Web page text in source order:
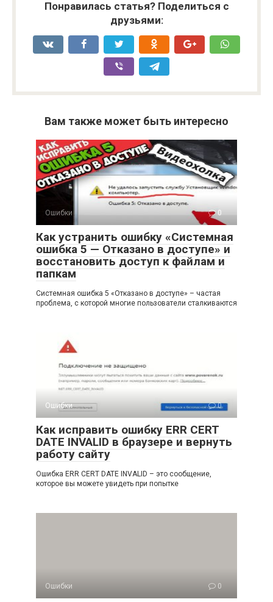
Понравилась статья? Поделиться с
друзьями:
Вам также может быть интересно
Ошибки 0
Как устранить ошибку «Системная
ошибка 5 — Отказано в доступе» и
восстановить доступ к файлам и
папкам
Системная ошибка 5 «Отказано в доступе» – частая
проблема, с которой многие пользователи сталкиваются
Ошибки 0
Как исправить ошибку ERR CERT
DATE INVALID в браузере и вернуть
работу сайту
Ошибка ERR CERT DATE INVALID – это сообщение,
которое вы можете увидеть при попытке
Ошибки 0